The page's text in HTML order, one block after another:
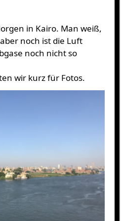
in Kairo. Man weiß,
noch ist die Luft
noch nicht so
wir kurz für Fotos.